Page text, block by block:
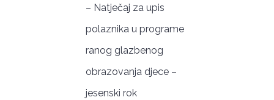
– Natječaj za upis
polaznika u programe
ranog glazbenog
obrazovanja djece –
jesenski rok